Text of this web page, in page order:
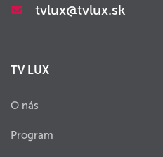
tvlux@tvlux.sk
TV LUX
O nás
Program